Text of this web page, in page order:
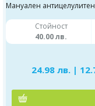
Мануален
Стойност
40.00 лв.
24.98 лв. |